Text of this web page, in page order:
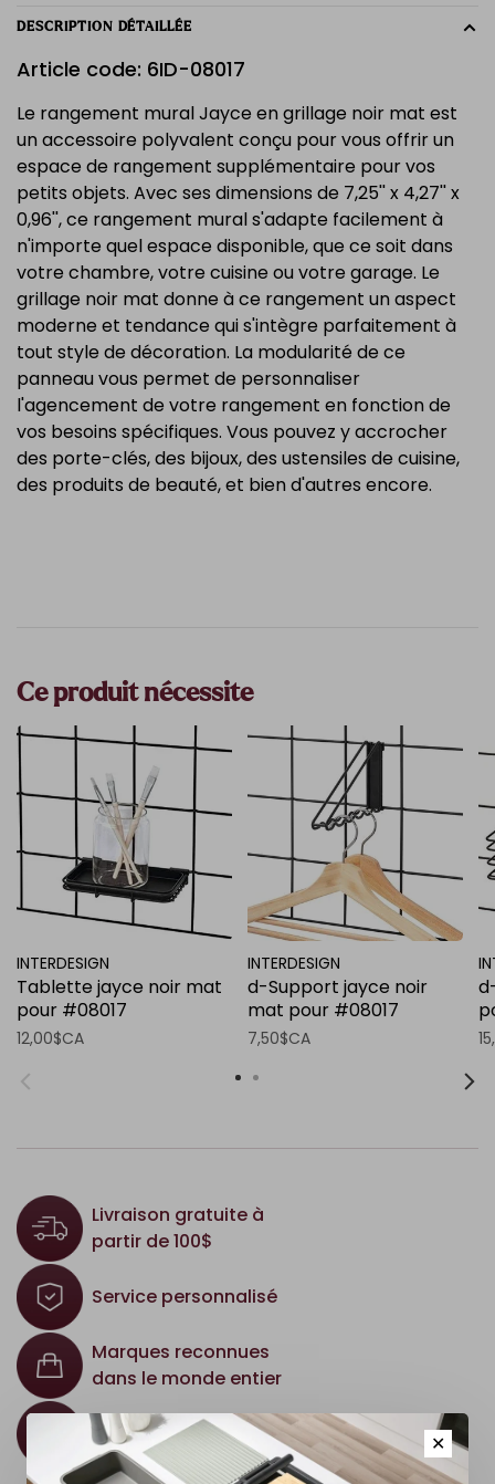
DESCRIPTION DÉTAILLÉE
Article code: 6ID-08017
Le rangement mural Jayce en grillage noir mat est
un accessoire polyvalent conçu pour vous offrir un
espace de rangement supplémentaire pour vos
petits objets. Avec ses dimensions de 7,25'' x 4,27'' x
0,96'', ce rangement mural s'adapte facilement à
n'importe quel espace disponible, que ce soit dans
votre chambre, votre cuisine ou votre garage. Le
grillage noir mat donne à ce rangement un aspect
moderne et tendance qui s'intègre parfaitement à
tout style de décoration. La modularité de ce
panneau vous permet de personnaliser
l'agencement de votre rangement en fonction de
vos besoins spécifiques. Vous pouvez y accrocher
des porte-clés, des bijoux, des ustensiles de cuisine,
des produits de beauté, et bien d'autres encore.
Ce produit nécessite
INTERDESIGN
Tablette jayce noir mat
pour #08017
12,00$CA
INTERDESIGN
d-Support jayce noir
mat pour #08017
7,50$CA
Livraison gratuite à
partir de 100$
Service personnalisé
Marques reconnues
dans le monde entier
Une expertise inégalée ✕